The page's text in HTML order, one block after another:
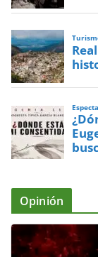
Opinión